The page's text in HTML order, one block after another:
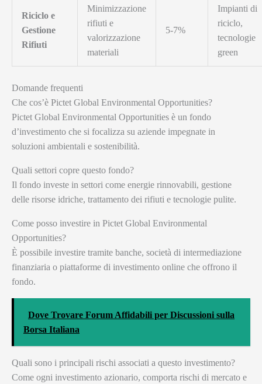
Riciclo e
Gestione
Rifiuti
Minimizzazione
rifiuti e
valorizzazione
materiali
5-7%
Impianti di
riciclo,
tecnologie
green
Domande frequenti
Che cos’è Pictet Global Environmental Opportunities?
Pictet Global Environmental Opportunities è un fondo
d’investimento che si focalizza su aziende impegnate in
soluzioni ambientali e sostenibilità.
Quali settori copre questo fondo?
Il fondo investe in settori come energie rinnovabili, gestione
delle risorse idriche, trattamento dei rifiuti e tecnologie pulite.
Come posso investire in Pictet Global Environmental
Opportunities?
È possibile investire tramite banche, società di intermediazione
finanziaria o piattaforme di investimento online che offrono il
fondo.
Dove Trovare Forum Affidabili per Discussioni sulla
Borsa Italiana
Quali sono i principali rischi associati a questo investimento?
Come ogni investimento azionario, comporta rischi di mercato e